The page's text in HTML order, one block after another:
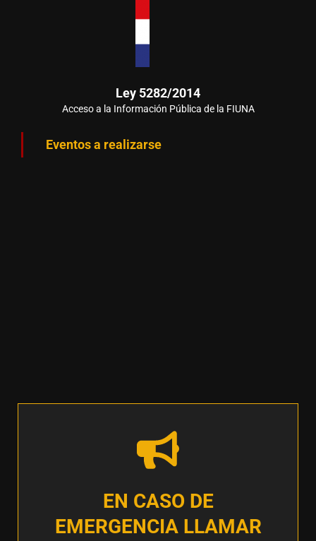
Ley 5282/2014
Acceso a la Información Pública de la FIUNA
Eventos a realizarse
EN CASO DE
EMERGENCIA LLAMAR